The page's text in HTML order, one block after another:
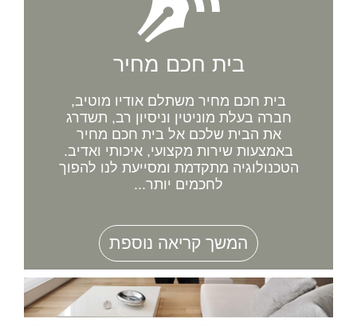
בית חכם מחיר
בית חכם מחיר משתלם אודיו מוטיב,
חברה בעלת מוניטין וניסיון רב, תשדרג
את הבית שלכם אל בית חכם מחיר
באמצעות שירות מקצועי, איכותי ואדיב.
הטכנולוגיה מתקדמת ומסייעת לנו להפוך
לחכמים יותר...
המשך קריאה נוספת